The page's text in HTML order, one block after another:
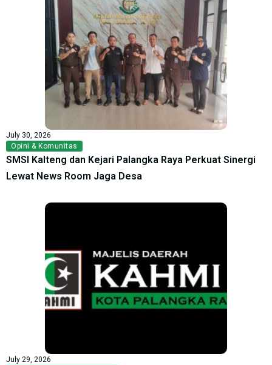
July 30, 2026
Opini & Komunitas
SMSI Kalteng dan Kejari Palangka Raya Perkuat Sinergi
Lewat News Room Jaga Desa
July 29, 2026